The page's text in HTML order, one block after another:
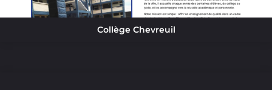
Collège Chevreuil